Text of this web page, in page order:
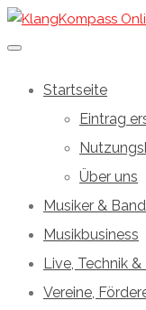
Startseite
Eintrag
Über uns
Musiker &
Musikbusiness
Live, Technik
Vereine,